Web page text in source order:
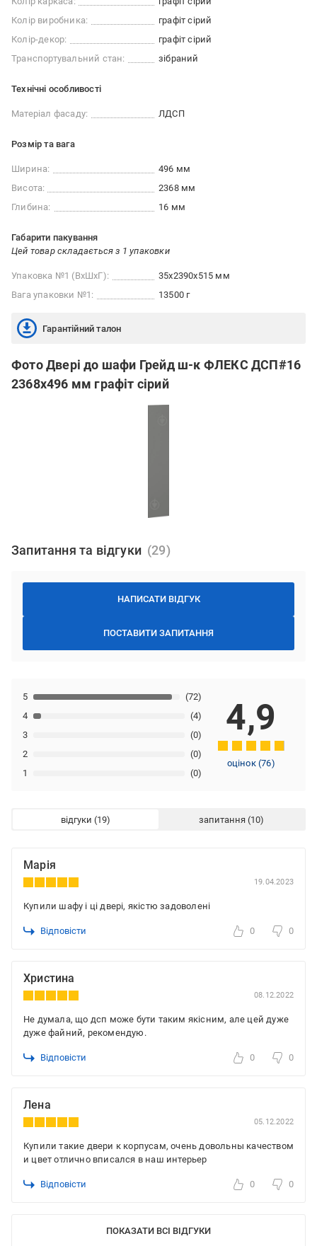
Колір виробника:
графіт сірий
Колір-декор:
графіт сірий
Транспортувальний стан:
зібраний
Технічні особливості
Матеріал фасаду: ЛДСП
Розмір та вага
Ширина:
496 мм
Висота:
2368 мм
Глибина:
16 мм
Габарити пакування
Цей товар складається з 1 упаковки
Упаковка №1 (ВхШхГ):
35x2390x515 мм
Вага упаковки №1:
13500 г
Гарантійний талон
Фото Двері до шафи Грейд ш-к ФЛЕКС ДСП#16
2368х496 мм графіт сірий
Запитання та відгуки
НАПИСАТИ ВІДГУК
ПОСТАВИТИ ЗАПИТАННЯ
1 (0)
2 (0)
3 (0)
4 (4)
5 (72)
4,9
оцінок (76)
відгуки запитання
Марія
19.04.2023
Купили шафу і ці двері, якістю задоволені
Відповісти 0 0
Христина
08.12.2022
Не думала, що дсп може бути таким якісним, але цей дуже
дуже файний, рекомендую.
Відповісти 0 0
Лена
05.12.2022
Купили такие двери к корпусам, очень довольны качеством
и цвет отлично вписался в наш интерьер
Відповісти 0 0
ПОКАЗАТИ ВСІ ВІДГУКИ